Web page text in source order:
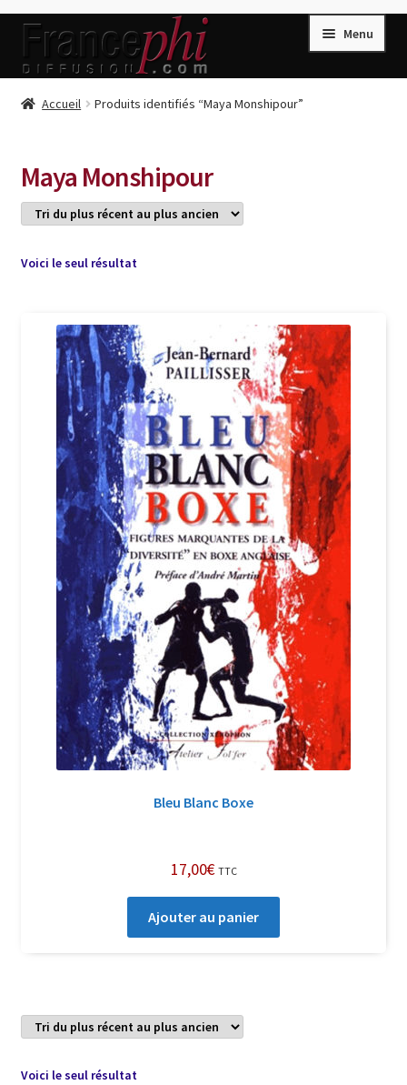
Aller
la
Aller
contenu
Menu
Accueil
Compte
Conditions de Vente
Connection
Listes d’Envies
Livres de Peter Randa
Livres de Philippe Randa
Login Customizer
Newsletter
Nous Contacter
Panier
Politique de confidentialité et cookies
Qui sommes-nous ?
Soutien à Philippe Randa
Suivi de la Commande
Accueil Produits identifiés “Maya Monshipour”
Maya Monshipour
Voici le seul résultat
Bleu Blanc Boxe
17,00€ TTC
Ajouter au panier
Voici le seul résultat